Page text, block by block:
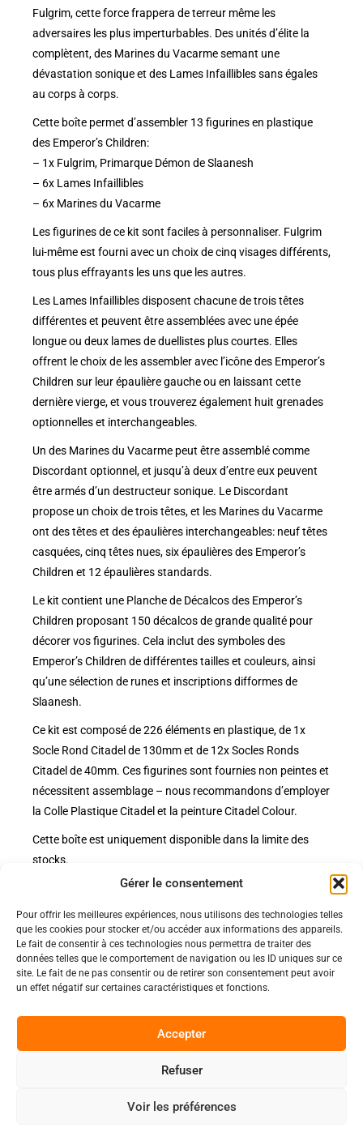
Gérer le consentement
Pour offrir les meilleures expériences, nous utilisons des technologies telles
que les cookies pour stocker et/ou accéder aux informations des appareils.
Le fait de consentir à ces technologies nous permettra de traiter des
données telles que le comportement de navigation ou les ID uniques sur ce
site. Le fait de ne pas consentir ou de retirer son consentement peut avoir
un effet négatif sur certaines caractéristiques et fonctions.
Accepter
Refuser
Voir les préférences
Fulgrim, cette force frappera de terreur même les
adversaires les plus imperturbables. Des unités d’élite la
complètent, des Marines du Vacarme semant une
dévastation sonique et des Lames Infaillibles sans égales
au corps à corps.
Cette boîte permet d’assembler 13 figurines en plastique
des Emperor’s Children:
– 1x Fulgrim, Primarque Démon de Slaanesh
– 6x Lames Infaillibles
– 6x Marines du Vacarme
Les figurines de ce kit sont faciles à personnaliser. Fulgrim
lui-même est fourni avec un choix de cinq visages différents,
tous plus effrayants les uns que les autres.
Les Lames Infaillibles disposent chacune de trois têtes
différentes et peuvent être assemblées avec une épée
longue ou deux lames de duellistes plus courtes. Elles
offrent le choix de les assembler avec l’icône des Emperor’s
Children sur leur épaulière gauche ou en laissant cette
dernière vierge, et vous trouverez également huit grenades
optionnelles et interchangeables.
Un des Marines du Vacarme peut être assemblé comme
Discordant optionnel, et jusqu’à deux d’entre eux peuvent
être armés d’un destructeur sonique. Le Discordant
propose un choix de trois têtes, et les Marines du Vacarme
ont des têtes et des épaulières interchangeables: neuf têtes
casquées, cinq têtes nues, six épaulières des Emperor’s
Children et 12 épaulières standards.
Le kit contient une Planche de Décalcos des Emperor’s
Children proposant 150 décalcos de grande qualité pour
décorer vos figurines. Cela inclut des symboles des
Emperor’s Children de différentes tailles et couleurs, ainsi
qu’une sélection de runes et inscriptions difformes de
Slaanesh.
Ce kit est composé de 226 éléments en plastique, de 1x
Socle Rond Citadel de 130mm et de 12x Socles Ronds
Citadel de 40mm. Ces figurines sont fournies non peintes et
nécessitent assemblage – nous recommandons d’employer
la Colle Plastique Citadel et la peinture Citadel Colour.
Cette boîte est uniquement disponible dans la limite des
stocks.
Nos pages
Nos évènements
Nous contacter
Politiques
Politique de confidentialité
Nos conditions de vente et livraison
Code de conduite